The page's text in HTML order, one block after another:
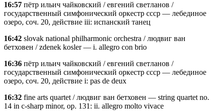
16:57 пётр ильич чайковский / евгений светланов /
государственный симфонический оркестр ссср — лебединое
озеро, соч. 20, действие iii: испанский танец
16:42 slovak national philharmonic orchestra / людвиг ван
бетховен / zdenek kosler — i. allegro con brio
16:36 пётр ильич чайковский / евгений светланов /
государственный симфонический оркестр ссср — лебединое
озеро, соч. 20, действие i: pas de deux
16:32 fine arts quartet / людвиг ван бетховен — string quartet no.
14 in c-sharp minor, op. 131: ii. allegro molto vivace